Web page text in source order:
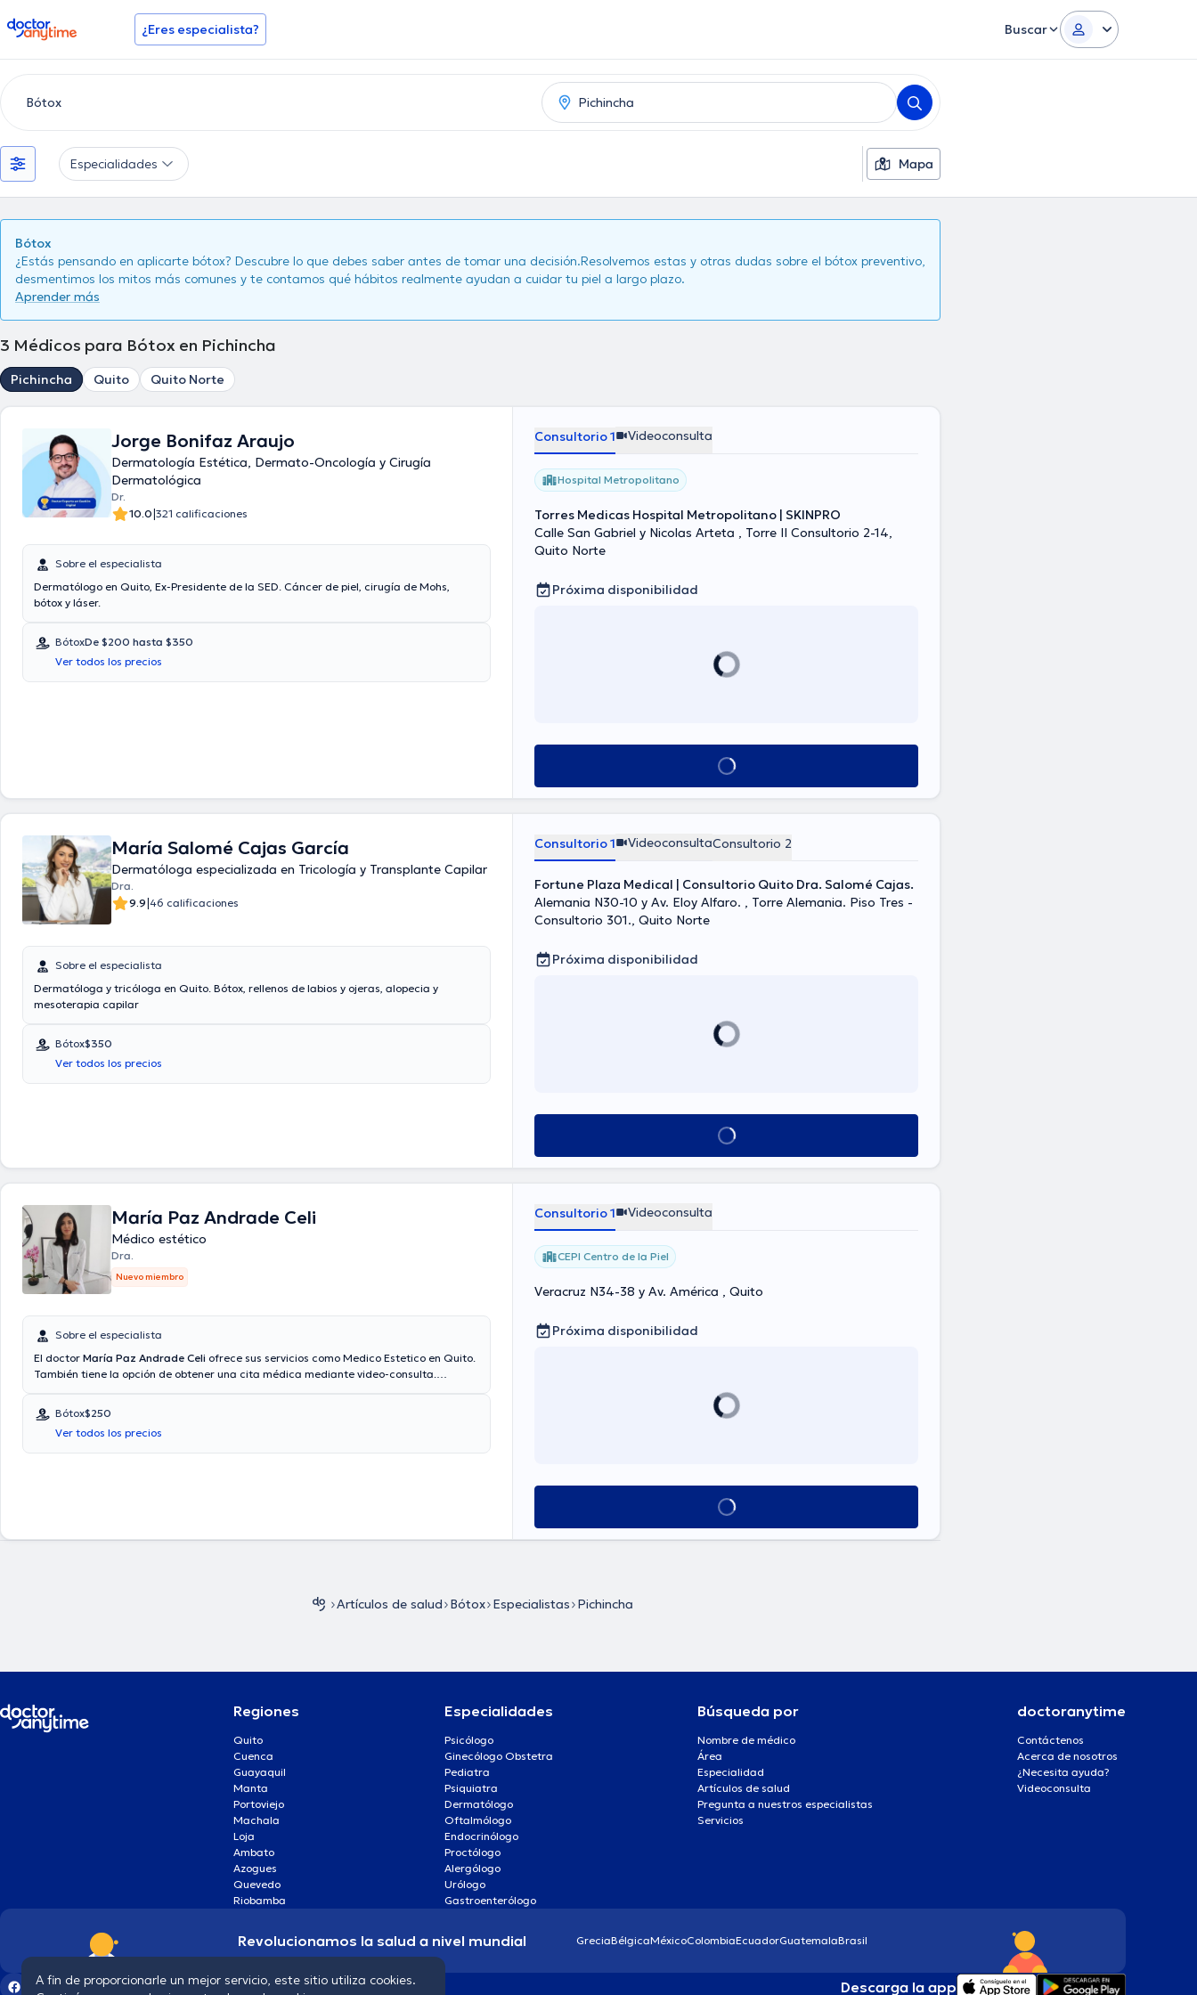
doctoranytime ¿Eres especialista? Buscar
Especialidades Mapa
Bótox
¿Estás pensando en aplicarte bótox? Descubre lo que debes saber antes de tomar una decisión.Resolvemos estas y otras dudas sobre el bótox preventivo,
desmentimos los mitos más comunes y te contamos qué hábitos realmente ayudan a cuidar tu piel a largo plazo.
Aprender más
3 Médicos para Bótox en Pichincha
Pichincha Quito Quito Norte
Jorge Bonifaz Araujo
Dermatología Estética, Dermato-Oncología y Cirugía
Dermatológica
Dr.
10.0|321 calificaciones
Sobre el especialista
Dermatólogo en Quito, Ex-Presidente de la SED. Cáncer de piel, cirugía de Mohs,
bótox y láser.
BótoxDe $200 hasta $350
Ver todos los precios
Consultorio 1 Videoconsulta
Hospital Metropolitano
Torres Medicas Hospital Metropolitano | SKINPRO
Calle San Gabriel y Nicolas Arteta , Torre II Consultorio 2-14,
Quito Norte
Próxima disponibilidad
Ver más horarios
María Salomé Cajas García
Dermatóloga especializada en Tricología y Transplante Capilar
Dra.
9.9|46 calificaciones
Sobre el especialista
Dermatóloga y tricóloga en Quito. Bótox, rellenos de labios y ojeras, alopecia y
mesoterapia capilar
Bótox$350
Ver todos los precios
Consultorio 1 VideoconsultaConsultorio 2
Fortune Plaza Medical | Consultorio Quito Dra. Salomé Cajas.
Alemania N30-10 y Av. Eloy Alfaro. , Torre Alemania. Piso Tres -
Consultorio 301., Quito Norte
Próxima disponibilidad
Ver más horarios
María Paz Andrade Celi
Médico estético
Dra.
Nuevo miembro
Sobre el especialista
El doctor María Paz Andrade Celi ofrece sus servicios como Medico Estetico en Quito.
También tiene la opción de obtener una cita médica mediante video-consulta.
médicos ofrecidos en el consultorio son: Bótox, Limpieza facial, Remoción de tatuajes
con láser.
Bótox$250
Ver todos los precios
Consultorio 1 Videoconsulta
CEPI Centro de la Piel
Veracruz N34-38 y Av. América , Quito
Próxima disponibilidad
Ver más horarios
Artículos de salud Bótox Especialistas Pichincha
Regiones
Quito
Cuenca
Guayaquil
Manta
Portoviejo
Machala
Loja
Ambato
Azogues
Quevedo
Riobamba
Especialidades
Psicólogo
Ginecólogo Obstetra
Pediatra
Psiquiatra
Dermatólogo
Oftalmólogo
Endocrinólogo
Proctólogo
Alergólogo
Urólogo
Gastroenterólogo
Búsqueda por
Nombre de médico
Área
Especialidad
Artículos de salud
Pregunta a nuestros especialistas
Servicios
doctoranytime
Contáctenos
Acerca de nosotros
¿Necesita ayuda?
Videoconsulta
Revolucionamos la salud a nivel mundial GreciaBélgicaMéxicoColombiaEcuadorGuatemalaBrasil
Descarga la app
A fin de proporcionarle un mejor servicio, este sitio utiliza cookies.